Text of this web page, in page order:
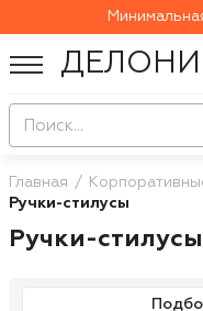
Главная
Ручки-стилусы
Ручки-стилусы